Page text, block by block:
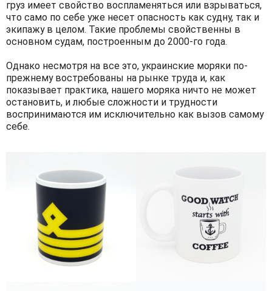
груз имеет свойство воспламеняться или взрываться,
что само по себе уже несет опасность как судну, так и
экипажу в целом. Такие проблемы свойственны в
основном судам, построенным до 2000-го года.
Однако несмотря на все это, украинские моряки по-
прежнему востребованы на рынке труда и, как
показывает практика, нашего моряка ничто не может
остановить, и любые сложности и трудности
воспринимаются им исключительно как вызов самому
себе.